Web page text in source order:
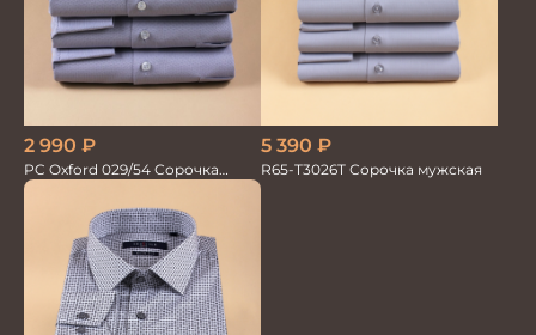
2 990 ₽
PC Oxford 029/54 Сорочка
5 390 ₽
R65-T3026T Сорочка мужская